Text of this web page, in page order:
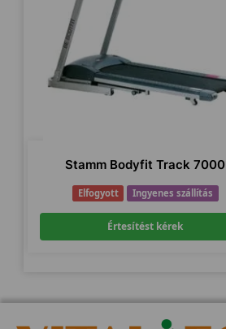
Stamm Bodyfit Track 7000
Elfogyott Ingyenes szállítás
Értesítést kérek